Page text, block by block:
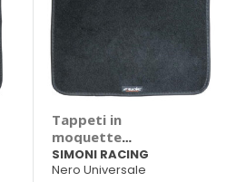
Tappeti in
moquette
universale Solo -
SIMONI RACING
SIMONI RACING
Nero Universale